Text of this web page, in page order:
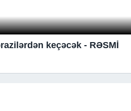
keçəcək - RƏSMİ